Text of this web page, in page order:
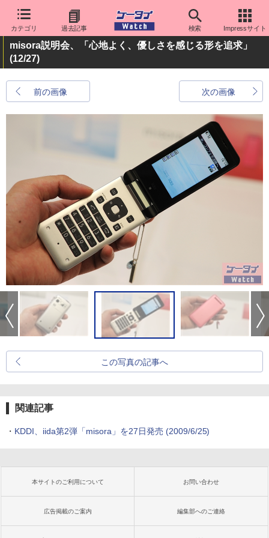
カテゴリ 過去記事 検索 Impressサイト
misora説明会、「心地よく、優しさを感じる形を追求」
(12/27)
前の画像 次の画像
この写真の記事へ
関連記事
・ KDDI、iida第2弾「misora」を27日発売 (2009/6/25)
本サイトのご利用について お問い合わせ
広告掲載のご案内 編集部へのご連絡